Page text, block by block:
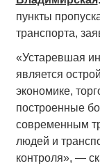
пункты
транспорта,
«Устаревшая
является
экономике,
построенные
современным
людей и
контроля», —